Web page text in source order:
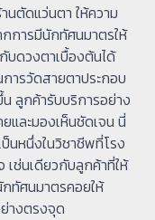
ตัดแว่นตา ให้ความ
การมีนักทัศนมาตรให้
บดวงตาเบื้องต้นได้
ารวัดสายตาประกอบ
ลูกค้ารับบริการอย่าง
และมองเห็นชัดเจน นี่
นหนึ่งในวิชาชีพที่โรง
เช่นเดียวกับลูกค้าที่ให้
ทัศนมาตรคอยให้
างตรงจุด